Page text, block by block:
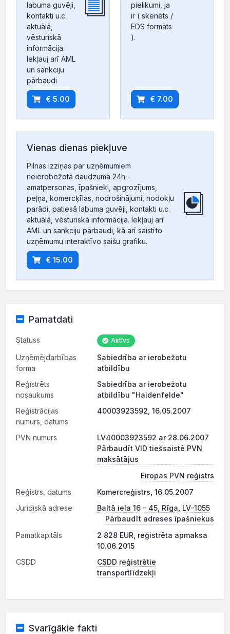
labuma guvēji,
kontakti u.c.
aktuālā,
vēsturiskā
informācija.
Iekļauj arī AML
un sankciju
pārbaudi
€ 5.00
pielikumi, ja
ir ( skenēts /
EDS formāts
).
€ 7.00
Vienas dienas piekļuve
Pilnas izziņas par uzņēmumiem
neierobežotā daudzumā 24h -
amatpersonas, īpašnieki, apgrozījums,
peļņa, komercķīlas, nodrošinājumi, nodokļu
parādi, patiesā labuma guvēji, kontakti u.c.
aktuālā, vēsturiskā informācija. Iekļauj arī
AML un sankciju pārbaudi, kā arī saistīto
uzņēmumu interaktīvo saišu grafiku.
€ 15.00
Pamatdati
Statuss Aktīvs
Uzņēmējdarbības
forma
Sabiedrība ar ierobežotu
atbildību
Reģistrēts
nosaukums
Sabiedrība ar ierobežotu
atbildību "Haidenfelde"
Reģistrācijas
numurs, datums
40003923592, 16.05.2007
PVN numurs
LV40003923592 ar 28.06.2007
Pārbaudīt VID tiešsaistē PVN
maksātājus
Eiropas PVN reģistrs
Reģistrs, datums
Komercreģistrs, 16.05.2007
Juridiskā adrese
Baltā iela 16 – 45, Rīga, LV-1055
Pārbaudīt adreses īpašniekus
Pamatkapitāls
2 828 EUR, reģistrēta apmaksa
10.06.2015
CSDD
CSDD reģistrētie
transportlīdzekļi
Svarīgākie fakti